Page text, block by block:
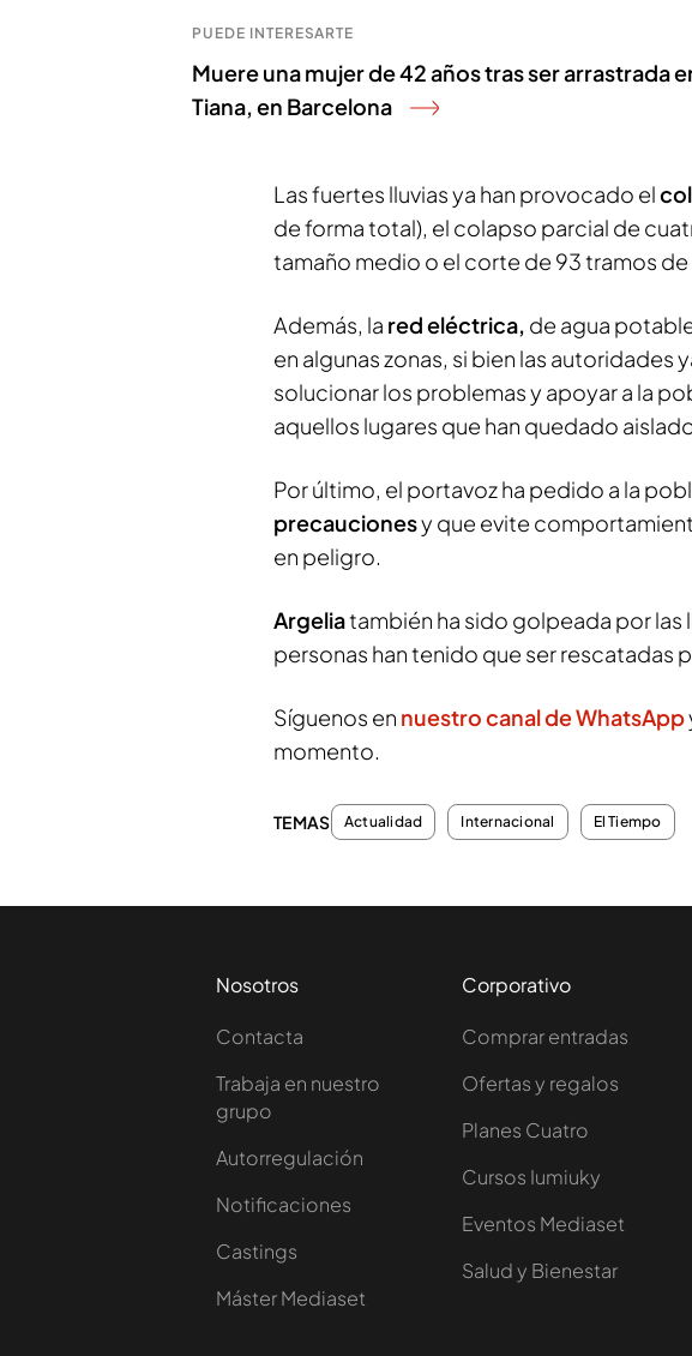
PUEDE INTERESARTE
Muere una mujer de 42 años tras ser arrastrada
Tiana, en Barcelona
Las fuertes lluvias ya han provocado el
de forma total), el colapso parcial de
tamaño medio o el corte de 93 tramos
Además, la red eléctrica, de agua
en algunas zonas, si bien las autoridades
solucionar los problemas y apoyar a la
aquellos lugares que han quedado
Por último, el portavoz ha pedido a la
precaucionesy que evite
en peligro.
Argeliatambién ha sido golpeada por las
personas han tenido que ser rescatadas
Síguenos en nuestro canal de WhatsApp
momento.
TEMAS Actualidad Internacional El Tiempo
Nosotros
Contacta
Trabaja en nuestro
grupo
Autorregulación
Notificaciones
Castings
Máster Mediaset
Corporativo
Comprar entradas
Ofertas y regalos
Planes Cuatro
Cursos Iumiuky
Eventos Mediaset
Salud y Bienestar